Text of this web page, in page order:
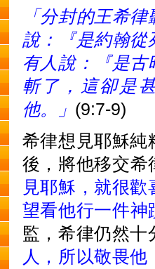
「分封的王希
說：『是約翰從
有人說：『是
斬了，這卻是
他。」 (9:7-9)
希律想見耶穌純
後，將他移交希
見耶穌，就很
望看他行一件神
監，希律仍然
人，所以敬畏